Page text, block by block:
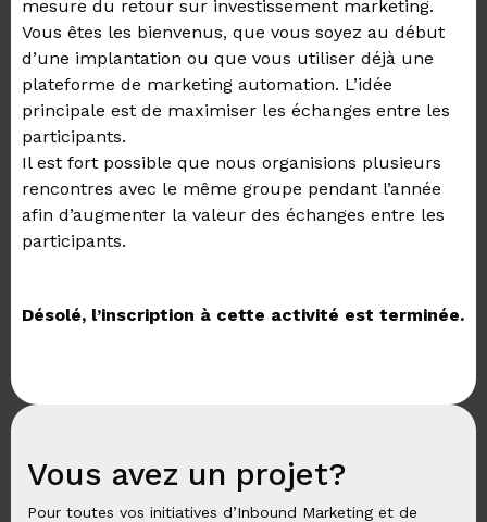
mesure du retour sur investissement marketing.
Vous êtes les bienvenus, que vous soyez au début
d’une implantation ou que vous utiliser déjà une
plateforme de marketing automation. L’idée
principale est de maximiser les échanges entre les
participants.
Il est fort possible que nous organisions plusieurs
rencontres avec le même groupe pendant l’année
afin d’augmenter la valeur des échanges entre les
participants.
Désolé, l’inscription à cette activité est terminée.
Vous avez un projet?
Pour toutes vos initiatives d’Inbound Marketing et de